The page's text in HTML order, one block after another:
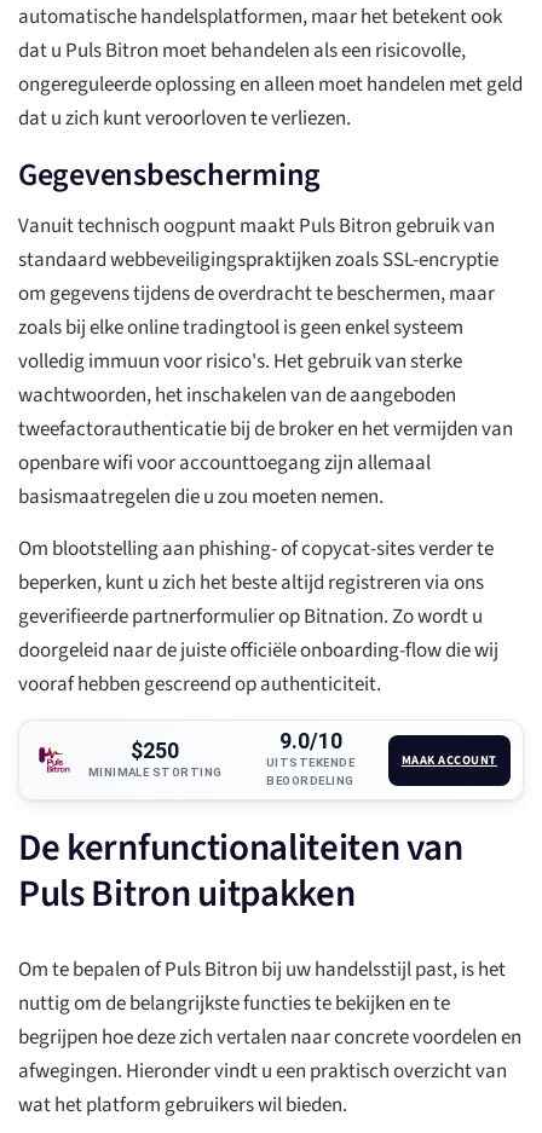
automatische handelsplatformen, maar het betekent ook
dat u Puls Bitron moet behandelen als een risicovolle,
ongereguleerde oplossing en alleen moet handelen met geld
dat u zich kunt veroorloven te verliezen.
Gegevensbescherming
Vanuit technisch oogpunt maakt Puls Bitron gebruik van
standaard webbeveiligingspraktijken zoals SSL-encryptie
om gegevens tijdens de overdracht te beschermen, maar
zoals bij elke online tradingtool is geen enkel systeem
volledig immuun voor risico's. Het gebruik van sterke
wachtwoorden, het inschakelen van de aangeboden
tweefactorauthenticatie bij de broker en het vermijden van
openbare wifi voor accounttoegang zijn allemaal
basismaatregelen die u zou moeten nemen.
Om blootstelling aan phishing- of copycat-sites verder te
beperken, kunt u zich het beste altijd registreren via ons
geverifieerde partnerformulier op Bitnation. Zo wordt u
doorgeleid naar de juiste officiële onboarding-flow die wij
vooraf hebben gescreend op authenticiteit.
$250
MINIMALE STORTING
9.0/10
UITSTEKENDE
BEOORDELING
MAAK ACCOUNT
De kernfunctionaliteiten van
Puls Bitron uitpakken
Om te bepalen of Puls Bitron bij uw handelsstijl past, is het
nuttig om de belangrijkste functies te bekijken en te
begrijpen hoe deze zich vertalen naar concrete voordelen en
afwegingen. Hieronder vindt u een praktisch overzicht van
wat het platform gebruikers wil bieden.